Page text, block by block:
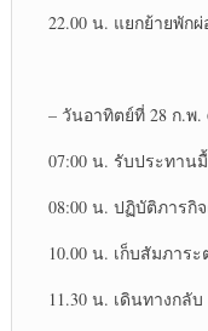
22.00 น. แยกย้ายพัก
– วันอาทิตย์​ที่ 28 ก.พ.
07:00 น. รับประทาน
08:00 น. ปฏิบัติภารกิ
10.00 น. เก็บสัมภาร
11.30 น. เดินทางกลั